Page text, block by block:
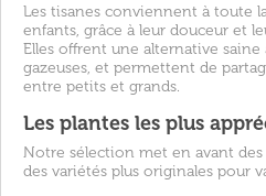
Les tisanes conviennent à toute
enfants, grâce à leur douceur et
Elles offrent une alternative saine
gazeuses, et permettent de
entre petits et grands.
Les plantes les plus
Notre sélection met en avant des
des variétés plus originales pour